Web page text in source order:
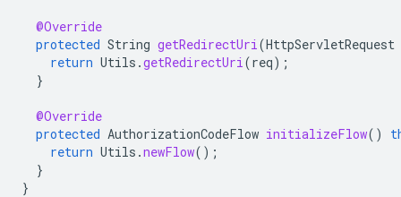
@Override
protected String getRedirectUri(HttpServletRequest
return Utils .getRedirectUri(req);
}
@Override
protected AuthorizationCodeFlow initializeFlow()
return Utils .newFlow();
}
}